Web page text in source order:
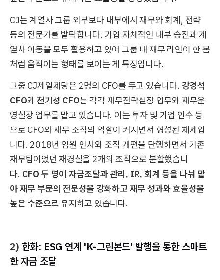
CJ는 계열사 그룹 외부보다 내부에서 재무와 회계, 전략
등의 전문가를 발탁합니다. 기업 자체적인 내부 승진과 계
열사 이동을 모두 활용하고 있어 그룹 내 재무 라인이 한 몸
처럼 움직이는 형태를 보이는 게 특징입니다.
그중 CJ제일제당은 2명의 CFO를 두고 있습니다. 강경석
CFO와천기성 CFO는 각각 재무전략실장 업무와 재무운
영실장 업무를 맡고 있습니다. 이는 투자 및 기업 인수 등
으로 CFO와 재무 조직의 역할이 커지면서 형성된 체제입
니다. 2018년 임원 인사와 조직 개편을 단행하면서 기존
재무팀이었던 재경실을 2개의 조직으로 분할했습니
다. CFO 두 명이 자금조달과 관리, IR, 회계 등을 나눠 맡
아 재무 부문의 전문성을 강화하고 재무 성과와 효율성을
높은 수준으로 유지하고 있습니다.
2) 한화: ESG 연계 'K-그린본드' 발행을 통한 스마트
한 자금 조달